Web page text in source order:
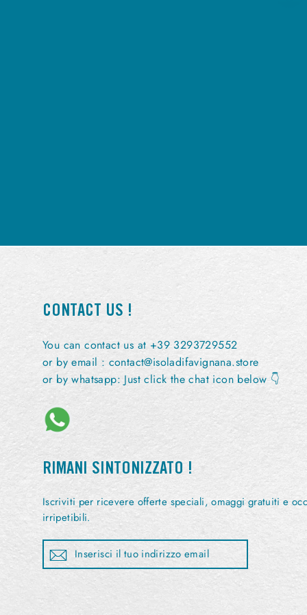
CONTACT US !
You can contact us at +39 3293729552
or by email : contact@isoladifavignana.store
or by whatsapp: Just click the chat icon below 👇
RIMANI SINTONIZZATO !
Iscriviti per ricevere offerte speciali, omaggi gratuiti e
irripetibili.
Inserisci
il
indirizzo
sottoscrivi